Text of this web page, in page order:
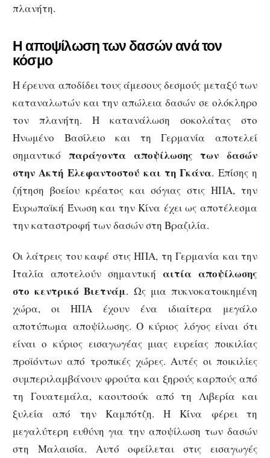
πλανήτη.
Η αποψίλωση των δασών ανά τον
κόσμο
Η έρευνα αποδίδει τους άμεσους δεσμούς μεταξύ των
καταναλωτών και την απώλεια δασών σε ολόκληρο
τον πλανήτη. Η κατανάλωση σοκολάτας στο
Ηνωμένο Βασίλειο και τη Γερμανία αποτελεί
σημαντικό παράγοντα αποψίλωσης των δασών
στην Ακτή Ελεφαντοστού και τη Γκάνα. Επίσης η
ζήτηση βοείου κρέατος και σόγιας στις ΗΠΑ, την
Ευρωπαϊκή Ένωση και την Κίνα έχει ως αποτέλεσμα
την καταστροφή των δασών στη Βραζιλία.
Οι λάτρεις του καφέ στις ΗΠΑ, τη Γερμανία και την
Ιταλία αποτελούν σημαντική αιτία αποψίλωσης
στο κεντρικό Βιετνάμ. Ως μια πυκνοκατοικημένη
χώρα, οι ΗΠΑ έχουν ένα ιδιαίτερα μεγάλο
αποτύπωμα αποψίλωσης. Ο κύριος λόγος είναι ότι
είναι ο κύριος εισαγωγέας μιας ευρείας ποικιλίας
προϊόντων από τροπικές χώρες. Αυτές οι ποικιλίες
συμπεριλαμβάνουν φρούτα και ξηρούς καρπούς από
τη Γουατεμάλα, καουτσούκ από τη Λιβερία και
ξυλεία από την Καμπότζη. Η Κίνα φέρει τη
μεγαλύτερη ευθύνη για την αποψίλωση των δασών
στη Μαλαισία. Αυτό οφείλεται στις εισαγωγές